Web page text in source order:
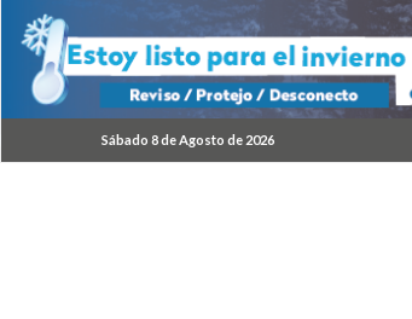
Sábado 8 de Agosto de 2026